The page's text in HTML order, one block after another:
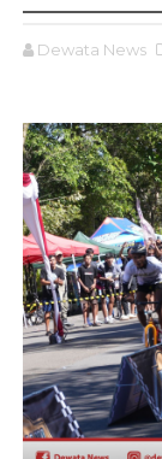
Dewata News